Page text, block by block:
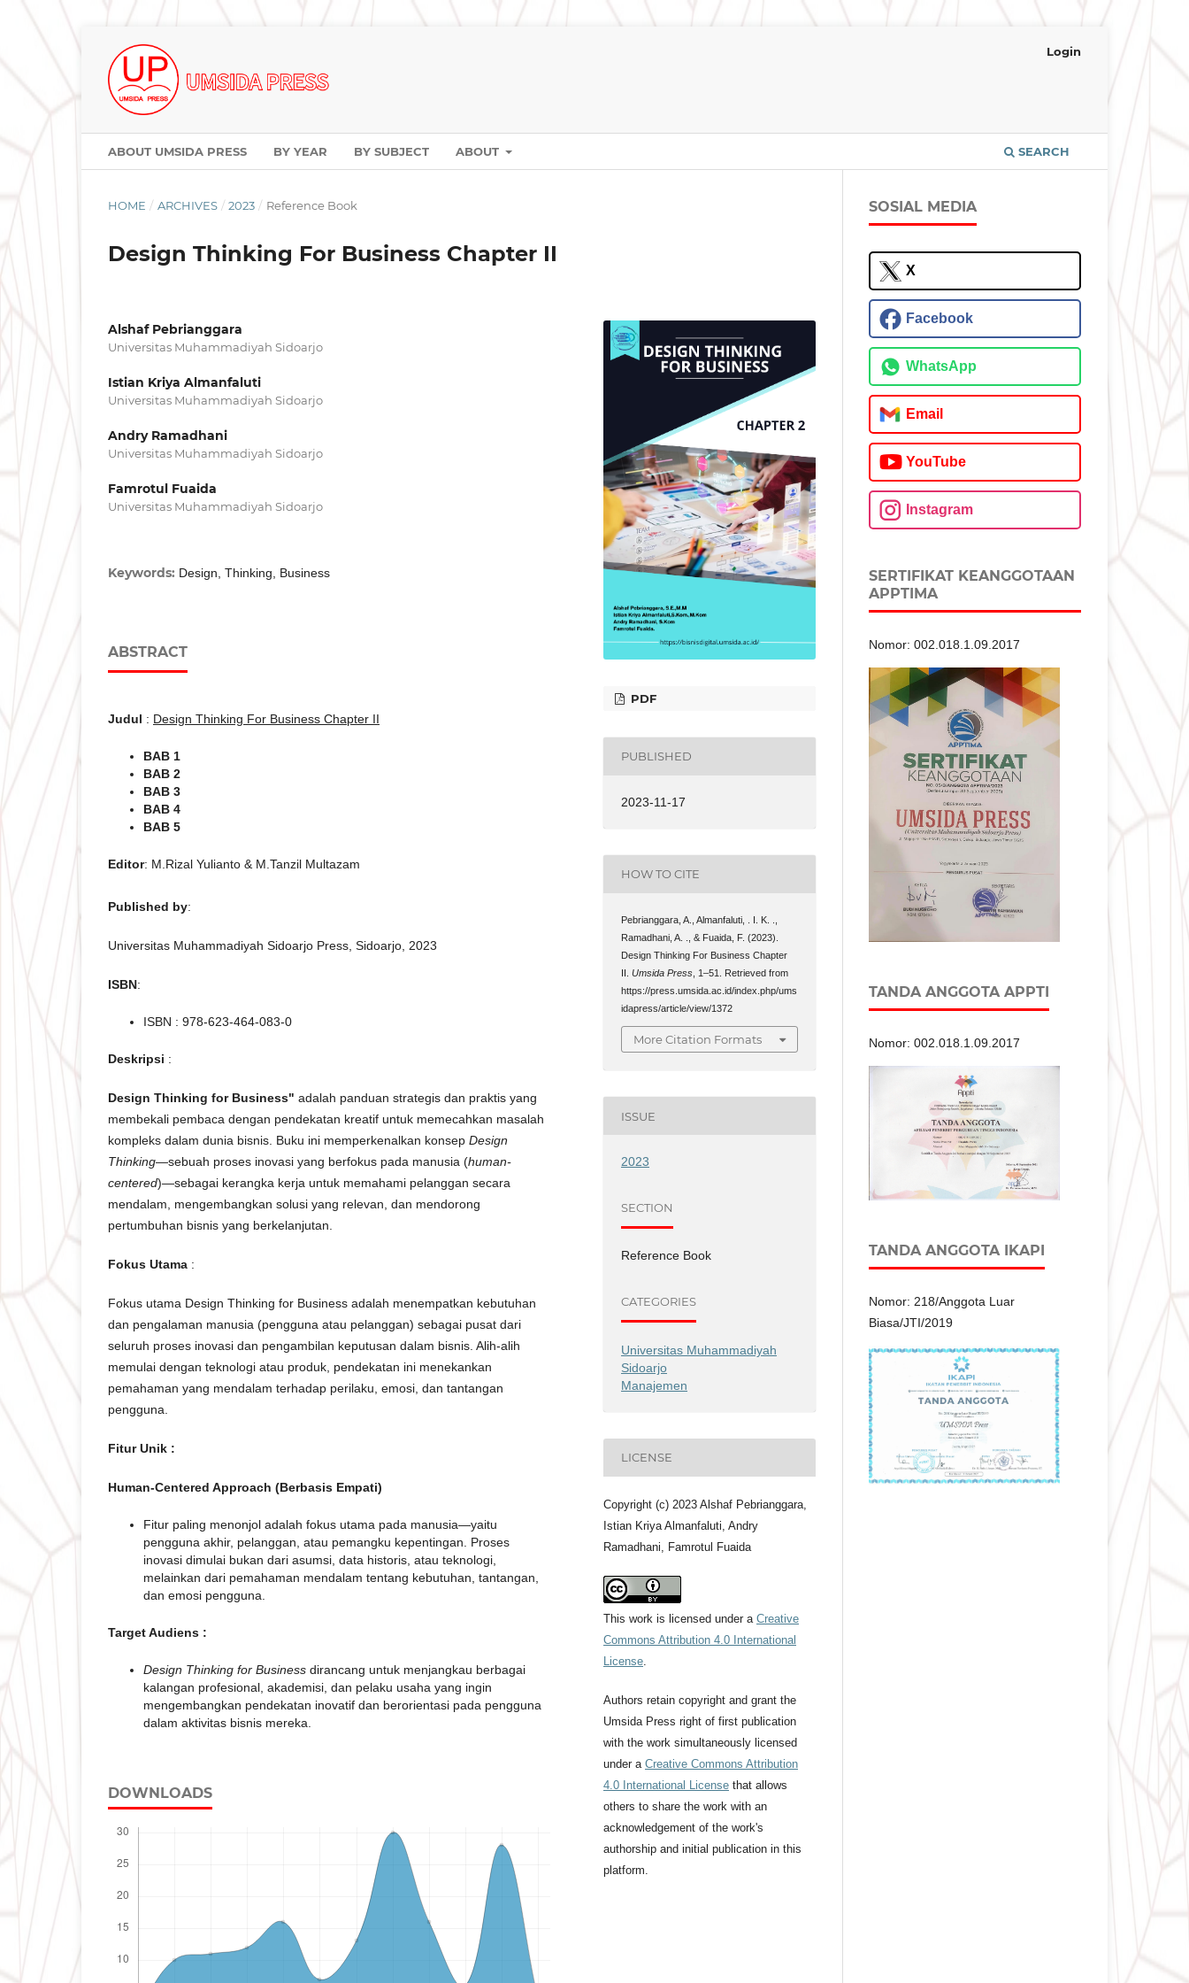
ABOUT UMSIDA PRESS BY YEAR BY SUBJECT ABOUT SEARCH
Login
HOME / ARCHIVES / 2023 / Reference Book
Design Thinking For Business Chapter II
Alshaf Pebrianggara
Universitas Muhammadiyah Sidoarjo
Istian Kriya Almanfaluti
Universitas Muhammadiyah Sidoarjo
Andry Ramadhani
Universitas Muhammadiyah Sidoarjo
Famrotul Fuaida
Universitas Muhammadiyah Sidoarjo
Keywords: Design, Thinking, Business
ABSTRACT
Judul : Design Thinking For Business Chapter II
BAB 1
BAB 2
BAB 3
BAB 4
BAB 5
Editor: M.Rizal Yulianto & M.Tanzil Multazam
Published by:
Universitas Muhammadiyah Sidoarjo Press, Sidoarjo, 2023
ISBN:
ISBN : 978-623-464-083-0
Deskripsi :
Design Thinking for Business" adalah panduan strategis dan praktis yang
membekali pembaca dengan pendekatan kreatif untuk memecahkan masalah
kompleks dalam dunia bisnis. Buku ini memperkenalkan konsep Design
Thinking—sebuah proses inovasi yang berfokus pada manusia (human-
centered)—sebagai kerangka kerja untuk memahami pelanggan secara
mendalam, mengembangkan solusi yang relevan, dan mendorong
pertumbuhan bisnis yang berkelanjutan.
Fokus Utama :
Fokus utama Design Thinking for Business adalah menempatkan kebutuhan
dan pengalaman manusia (pengguna atau pelanggan) sebagai pusat dari
seluruh proses inovasi dan pengambilan keputusan dalam bisnis. Alih-alih
memulai dengan teknologi atau produk, pendekatan ini menekankan
pemahaman yang mendalam terhadap perilaku, emosi, dan tantangan
pengguna.
Fitur Unik :
Human-Centered Approach (Berbasis Empati)
Fitur paling menonjol adalah fokus utama pada manusia—yaitu
pengguna akhir, pelanggan, atau pemangku kepentingan. Proses
inovasi dimulai bukan dari asumsi, data historis, atau teknologi,
melainkan dari pemahaman mendalam tentang kebutuhan, tantangan,
dan emosi pengguna.
Target Audiens :
Design Thinking for Business dirancang untuk menjangkau berbagai
kalangan profesional, akademisi, dan pelaku usaha yang ingin
mengembangkan pendekatan inovatif dan berorientasi pada pengguna
dalam aktivitas bisnis mereka.
DOWNLOADS
PDF
PUBLISHED
2023-11-17
HOW TO CITE
Pebrianggara, A., Almanfaluti, . I. K. .,
Ramadhani, A. ., & Fuaida, F. (2023).
Design Thinking For Business Chapter
II.Umsida Press , 1–51. Retrieved from
https://press.umsida.ac.id/index.php/ums
idapress/article/view/1372
More Citation Formats
ISSUE
2023
SECTION
Reference Book
CATEGORIES
Universitas Muhammadiyah
Sidoarjo
Manajemen
LICENSE
Copyright (c) 2023 Alshaf Pebrianggara,
Istian Kriya Almanfaluti, Andry
Ramadhani, Famrotul Fuaida
This work is licensed under a Creative
Commons Attribution 4.0 International
License
Authors retain copyright and grant the
Umsida Press right of first publication
with the work simultaneously licensed
under a Creative Commons Attribution
4.0 International License that allows
others to share the work with an
acknowledgement of the work's
authorship and initial publication in this
platform.
SOSIAL MEDIA
X
Facebook
WhatsApp
Email
YouTube
Instagram
SERTIFIKAT KEANGGOTAAN
APPTIMA
Nomor: 002.018.1.09.2017
TANDA ANGGOTA APPTI
Nomor: 002.018.1.09.2017
TANDA ANGGOTA IKAPI
Nomor: 218/Anggota Luar
Biasa/JTI/2019